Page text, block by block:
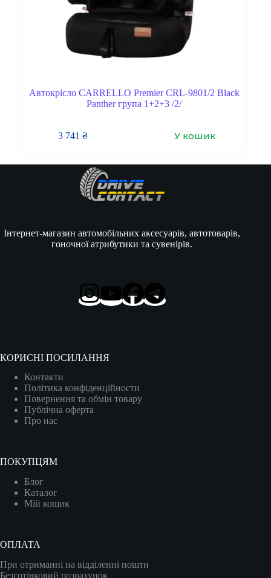
Автокрісло CARRELLO Premier CRL-9801/2 Black
Panther група 1+2+3 /2/
3 741₴ У кошик
Інтернет-магазин автомобільних аксесуарів, автотоварів,
гоночної атрибутики та сувенірів.
КОРИСНІ ПОСИЛАННЯ
Контакти
Політика конфіденційности
Повернення та обмін товару
Публічна оферта
Про нас
ПОКУПЦЯМ
Блог
Каталог
Мій кошик
ОПЛАТА
При отриманні на відділенні пошти
Безготівковий розрахунок